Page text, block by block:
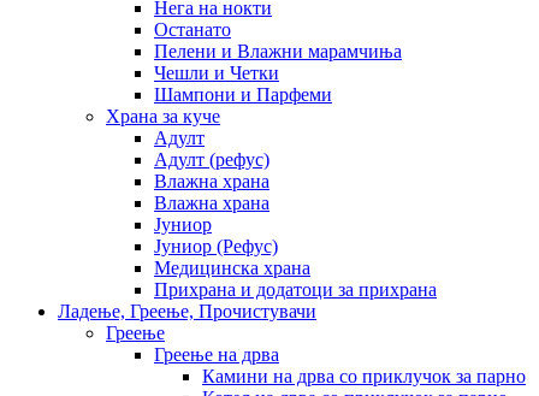
Нега на нокти
Останато
Пелени и Влажни марамчиња
Чешли и Четки
Шампони и Парфеми
Храна за куче
Адулт
Адулт (рефус)
Влажна храна
Влажна храна
Јуниор
Јуниор (Рефус)
Медицинска храна
Прихрана и додатоци за прихрана
Ладење, Греење, Прочистувачи
Греење
Греење на дрва
Камини на дрва со приклучок за парно